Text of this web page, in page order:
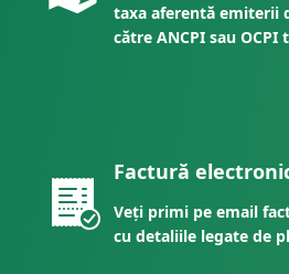
taxa aferentă emiterii
către ANCPI sau OCPI
Factură
Veți primi pe email
cu detaliile legate de